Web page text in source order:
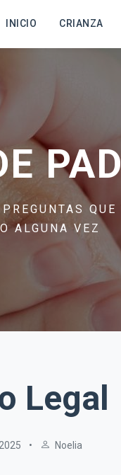
INICIO CRIANZA
ALGUNA VEZ
Legal
• Noelia